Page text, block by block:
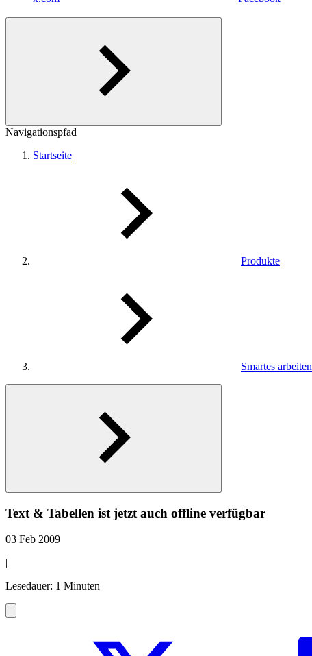
Navigationspfad
Startseite
Produkte
Smartes arbeiten
Text & Tabellen ist jetzt auch offline verfügbar
03 Feb 2009
|
Lesedauer: 1 Minuten